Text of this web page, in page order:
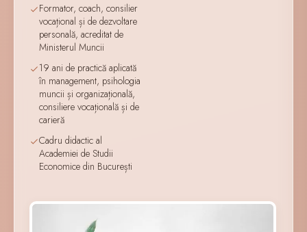
Formator, coach, consilier
vocațional și de dezvoltare
personală, acreditat de
Ministerul Muncii
19 ani de practică aplicată
în management, psihologia
muncii și organizațională,
consiliere vocațională și de
carieră
Cadru didactic al
Academiei de Studii
Economice din București